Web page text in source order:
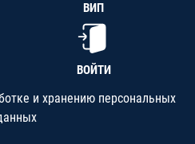
ВИП
ВОЙТИ
и хранению персональных